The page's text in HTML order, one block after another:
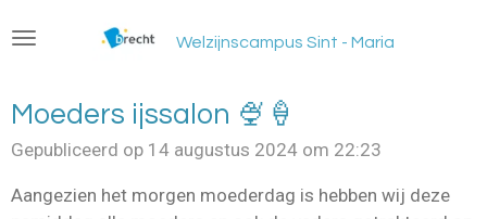
direct
de
Welzijnscampus Sint - Maria
Moeders ijssalon 🍨🍦
Gepubliceerd op 14 augustus 2024 om 22:23
Aangezien het morgen moederdag is hebben wij deze